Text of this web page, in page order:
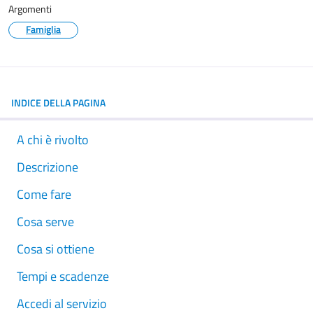
Argomenti
Famiglia
INDICE DELLA PAGINA
A chi è rivolto
Descrizione
Come fare
Cosa serve
Cosa si ottiene
Tempi e scadenze
Accedi al servizio